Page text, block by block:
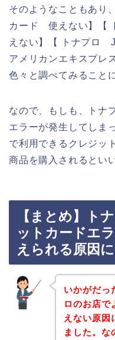
そのようなこともあ
カード 使えない】【
えない】【 トナプロ
アメリカンエキスプ
色々と調べてみること
なので、もしも、トナ
エラーが発生してしま
で利用できるクレジッ
商品を購入されるとい
【まとめ】ト
ットカードエ
えられる原因
いかがだっ
ロのお店で
えない原因
ました。な